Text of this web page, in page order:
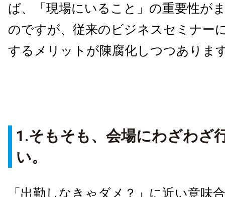
ば、「現場にいること」の重要性が
のですが、従来のビジネスセミナー
するメリットが陳腐化しつつありま
1.そもそも、会場にわざわざ
い。
「出勤しなきゃダメ？」に近い意味